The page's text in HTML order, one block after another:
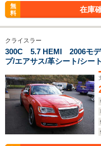
無
料
在庫
クライスラー
300C 5.7 HEMI 2006モデ
プ/エアサス/革シート/シー